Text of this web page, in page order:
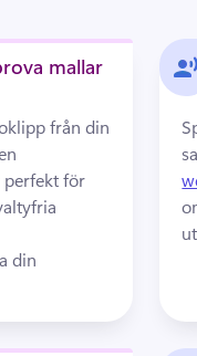
mallar
från din
perfekt för
din